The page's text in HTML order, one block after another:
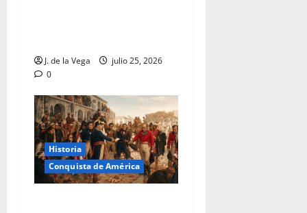
J. de la Vega
julio 25, 2026
0
Historia
Conquista de América